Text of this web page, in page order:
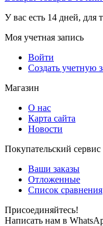
У вас есть 14 дней, для
Моя учетная запись
Войти
Создать учетную
Магазин
О нас
Карта сайта
Новости
Покупательский сервис
Ваши заказы
Отложенные
Список сравнения
Присоединяйтесь!
Написать нам в